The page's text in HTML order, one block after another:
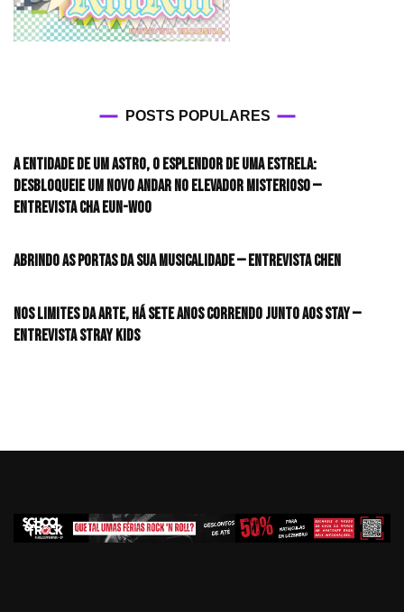
POSTS POPULARES
A entidade de um astro, o esplendor de uma estrela:
desbloqueie um novo andar no elevador misterioso —
Entrevista CHA EUN-WOO
Abrindo as portas da sua musicalidade — Entrevista CHEN
Nos limites da arte, há sete anos correndo junto aos STAY —
Entrevista Stray Kids